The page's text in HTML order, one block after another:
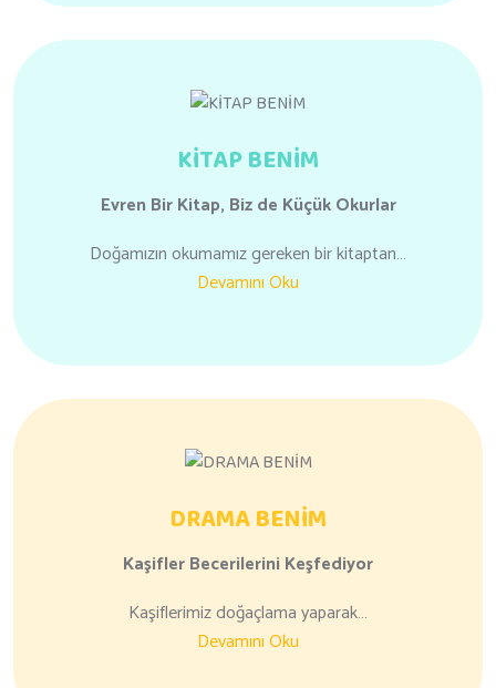
KİTAP BENİM
Evren Bir Kitap, Biz de Küçük Okurlar
Doğamızın okumamız gereken bir kitaptan…
Devamını Oku
DRAMA BENİM
KaşiflerBecerilerini Keşfediyor
Kaşiflerimiz doğaçlama yaparak…
Devamını Oku